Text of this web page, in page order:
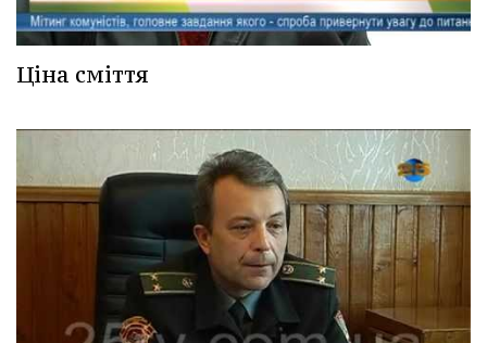
Ціна сміття